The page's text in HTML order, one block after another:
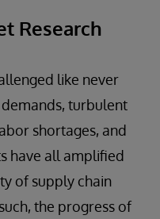
Research
like never
turbulent
shortages, and
have all amplified
of supply chain
the progress of